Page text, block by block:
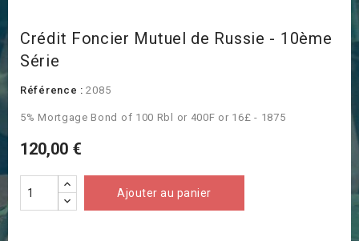
Crédit Foncier Mutuel de Russie - 10ème
Série
Référence : 2085
5% Mortgage Bond of 100 Rbl or 400F or 16£ - 1875
120,00 €
Ajouter au panier